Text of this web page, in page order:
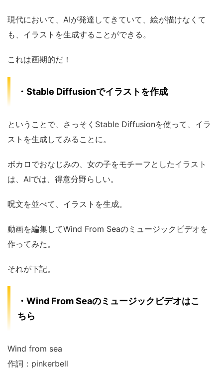
現代において、AIが発達してきていて、絵が描けなくて
も、イラストを生成することができる。
これは画期的だ！
・Stable Diffusionでイラストを作成
ということで、さっそくStable Diffusionを使って、イラ
ストを生成してみることに。
ボカロでおなじみの、女の子をモチーフとしたイラスト
は、AIでは、得意分野らしい。
呪文を並べて、イラストを生成。
動画を編集してWind From Seaのミュージックビデオを
作ってみた。
それが下記。
・Wind From Seaのミュージックビデオはこ
ちら
Wind from sea
作詞：pinkerbell